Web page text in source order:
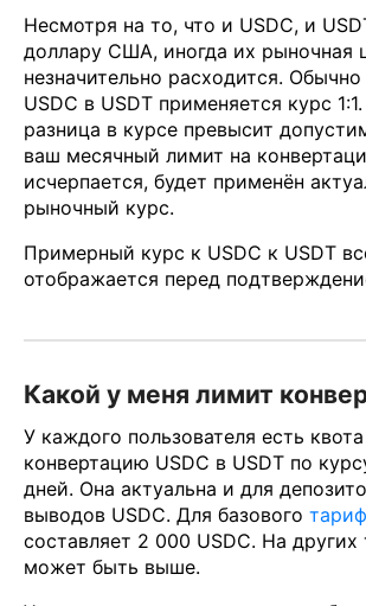
Несмотря на то, что и USDC, и
доллару США, иногда их рыночная
незначительно расходится.
USDC в USDT применяется курс
разница в курсе превысит
ваш месячный лимит на
исчерпается, будет применён
рыночный курс.
Примерный курс к USDC к USDT
отображается перед
Какой у меня лимит
У каждого пользователя есть
конвертацию USDC в USDT по
дней. Она актуальна и для
выводов USDC. Для базового
составляет 2 000 USDC. На
может быть выше.